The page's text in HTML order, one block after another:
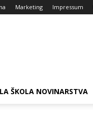
Marketing Impressum
ŠKOLA NOVINARSTVA